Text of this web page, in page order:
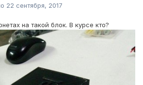
22 сентября, 2017
на такой блок. В курсе кто?